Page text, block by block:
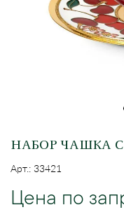
НАБОР ЧАШКА
Арт.: 33421
Цена по